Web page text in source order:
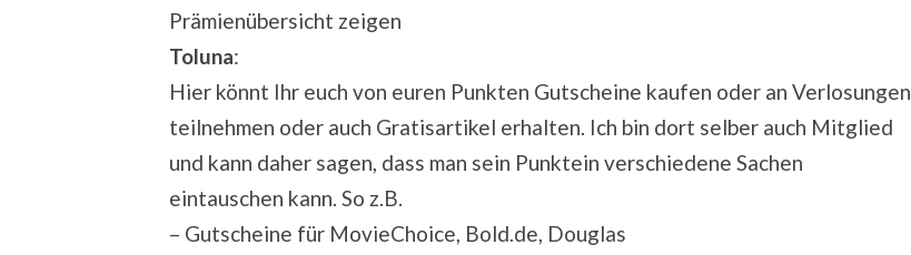
Prämienübersicht zeigen
Toluna:
Hier könnt Ihr euch von euren Punkten Gutscheine kaufen oder an Verlosungen
teilnehmen oder auch Gratisartikel erhalten. Ich bin dort selber auch Mitglied
und kann daher sagen, dass man sein Punktein verschiedene Sachen
eintauschen kann. So z.B.
– Gutscheine für MovieChoice, Bold.de, Douglas